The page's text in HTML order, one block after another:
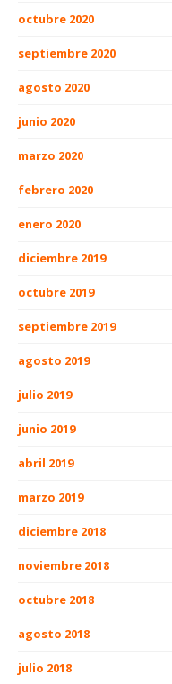
octubre 2020
septiembre 2020
agosto 2020
junio 2020
marzo 2020
febrero 2020
enero 2020
diciembre 2019
octubre 2019
septiembre 2019
agosto 2019
julio 2019
junio 2019
abril 2019
marzo 2019
diciembre 2018
noviembre 2018
octubre 2018
agosto 2018
julio 2018